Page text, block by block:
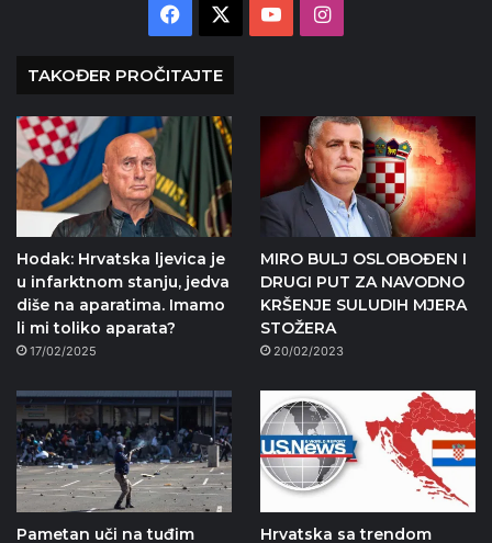
Facebook YouTubeInstagram
TAKOĐER PROČITAJTE
Hodak: Hrvatska ljevica je
u infarktnom stanju, jedva
diše na aparatima. Imamo
li mi toliko aparata?
17/02/2025
MIRO BULJ OSLOBOĐEN I
DRUGI PUT ZA NAVODNO
KRŠENJE SULUDIH MJERA
STOŽERA
20/02/2023
Pametan uči na tuđim
Hrvatska sa trendom